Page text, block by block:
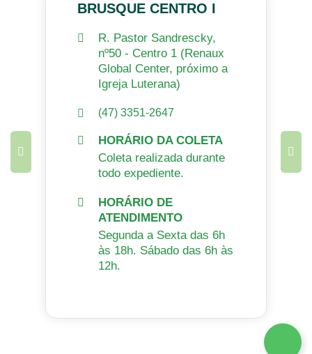
BRUSQUE CENTRO I
R. Pastor Sandrescky,
nº50 - Centro 1 (Renaux
Global Center, próximo a
Igreja Luterana)
(47) 3351-2647
HORÁRIO DA COLETA
Coleta realizada durante
todo expediente.
HORÁRIO DE
ATENDIMENTO
Segunda a Sexta das 6h
às 18h. Sábado das 6h às
12h.